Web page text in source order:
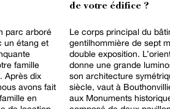
parc arboré
un étang et
famille
Après dix
avons fait
en
de votre édifice ?
Le corps principal du
gentilhommière de sept
double exposition.
donne une grande
son architecture
siècle, vaut à
aux Monuments